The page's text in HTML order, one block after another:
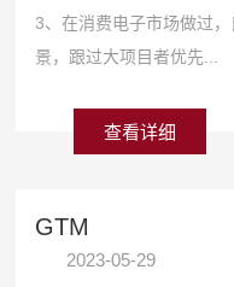
3、在消费电子市场做过
景，跟过大项目者优先...
查看详细
GTM
2023-05-29